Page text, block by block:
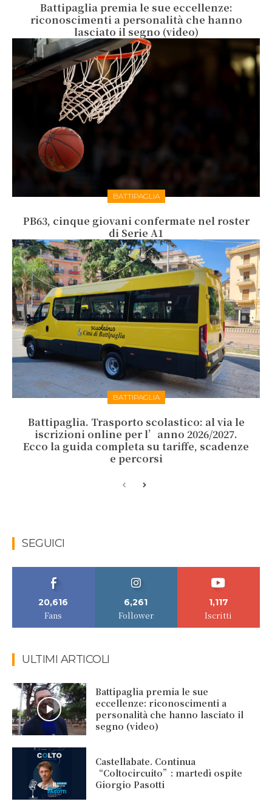
Battipaglia premia le sue eccellenze:
riconoscimenti a personalità che hanno
lasciato il segno (video)
BATTIPAGLIA
PB63, cinque giovani confermate nel roster
di Serie A1
BATTIPAGLIA
Battipaglia. Trasporto scolastico: al via le
iscrizioni online per l’anno 2026/2027.
Ecco la guida completa su tariffe, scadenze
e percorsi
SEGUICI
20,616
Fans
6,261
Follower
1,117
Iscritti
ULTIMI ARTICOLI
Battipaglia premia le sue
eccellenze: riconoscimenti a
personalità che hanno lasciato il
segno (video)
Castellabate. Continua
“Coltocircuito”: martedì ospite
Giorgio Pasotti